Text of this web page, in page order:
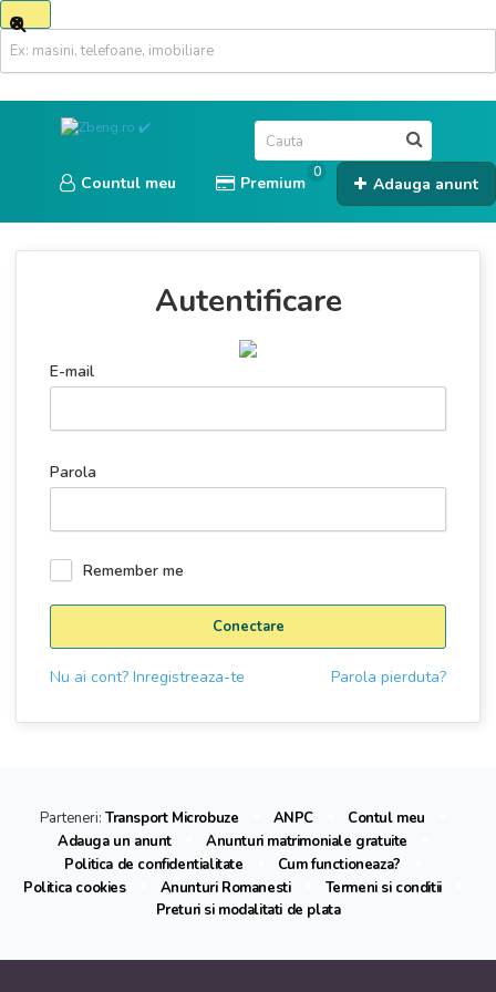
Adauga anunt
Countul meu Premium
0
Autentificare
E-mail
Parola
Remember me
Conectare
Nu ai cont? Inregistreaza-te Parola pierduta?
Parteneri:Transport Microbuze ANPC
Contul meu
Adauga un anunt
Anunturi matrimoniale gratuite
Politica de confidentialitate
Cum functioneaza?
Politica cookies
Anunturi Romanesti
Termeni si conditii
Preturi si modalitati de plata